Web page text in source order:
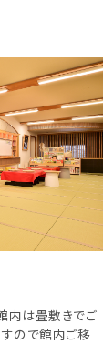
内は畳敷きでご
すので館内ご移